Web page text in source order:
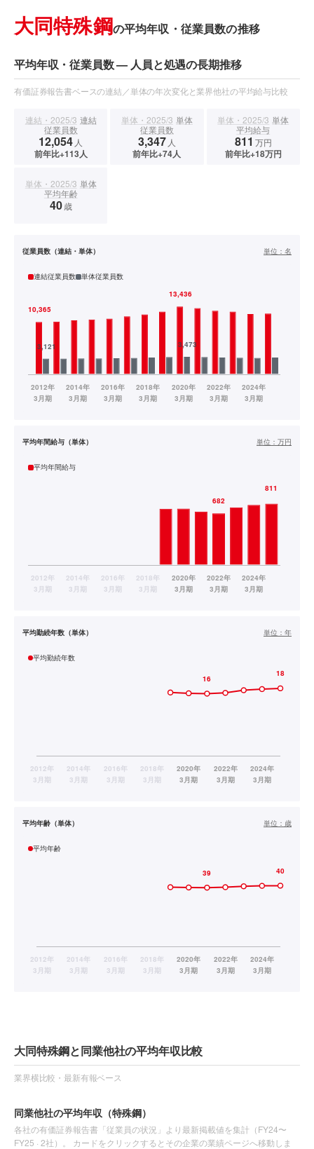
大同特殊鋼の平均年収・従業員数の推移
平均年収・従業員数 — 人員と処遇の長期推移
有価証券報告書ベースの連結／単体の年次変化と業界他社の平均給与比較
連結・2025/3 連結
従業員数
12,054 人
前年比+113人
単体・2025/3 単体
従業員数
3,347 人
前年比+74人
単体・2025/3 単体
平均給与
811 万円
前年比+18万円
単体・2025/3 単体
平均年齢
40歳
従業員数（連結・単体） 単位： 名
連結従業員数 単体従業員数
平均年間給与（単体） 単位： 万円
平均年間給与
平均勤続年数（単体） 単位： 年
平均勤続年数
平均年齢（単体） 単位： 歳
平均年齢
大同特殊鋼と同業他社の平均年収比較
業界横比較・最新有報ベース
同業他社の平均年収 （特殊鋼）
各社の有価証券報告書「従業員の状況」より最新掲載値を集計（FY24〜
FY25 · 2社）。 カードをクリックするとその企業の業績ページへ移動しま